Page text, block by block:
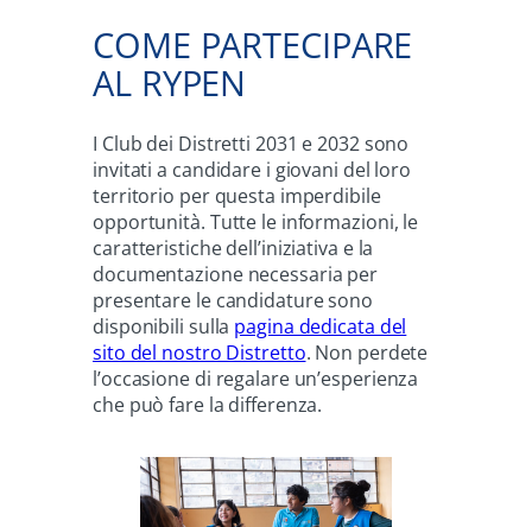
COME PARTECIPARE
AL RYPEN
I Club dei Distretti 2031 e 2032 sono
invitati a candidare i giovani del loro
territorio per questa imperdibile
opportunità. Tutte le informazioni, le
caratteristiche dell’iniziativa e la
documentazione necessaria per
presentare le candidature sono
disponibili sulla pagina dedicata del
sito del nostro Distretto. Non perdete
l’occasione di regalare un’esperienza
che può fare la differenza.